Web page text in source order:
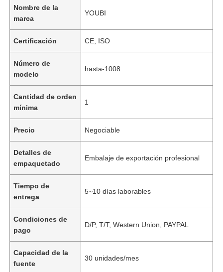
Nombre de la
marca
YOUBI
Certificación CE, ISO
Número de
modelo
hasta-1008
Cantidad de orden
mínima
1
Precio Negociable
Detalles de
empaquetado
Embalaje de exportación profesional
Tiempo de
entrega
5~10 días laborables
Condiciones de
pago
D/P, T/T, Western Union, PAYPAL
Capacidad de la
fuente
30 unidades/mes